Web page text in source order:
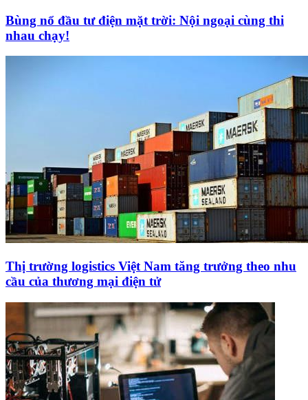
Bùng nổ đầu tư điện mặt trời: Nội ngoại cùng thi
nhau chạy!
Thị trường logistics Việt Nam tăng trưởng theo nhu
cầu của thương mại điện tử